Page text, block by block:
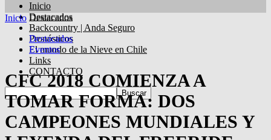
Inicio
Destacados
Backcountry | Anda Seguro
Pronósticos
El mundo de la Nieve en Chile
Links
CONTACTO
Inicio Destacados
Destacados
Eventos
CFC 2018 COMIENZA A
TOMAR FORMA: DOS
CAMPEONES MUNDIALES Y